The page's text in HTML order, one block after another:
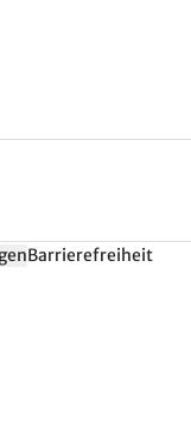
Barrierefreiheit